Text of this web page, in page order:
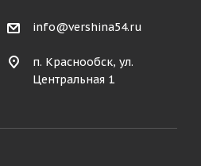
info@vershina54.ru
п. Краснообск, ул.
Центральная 1